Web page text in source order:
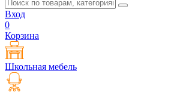
Вход
0
Корзина
Школьная мебель